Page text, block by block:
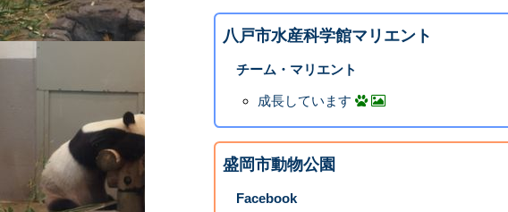
八戸市水産科学館マリエント
チーム・マリエント
成長しています
盛岡市動物公園
Facebook